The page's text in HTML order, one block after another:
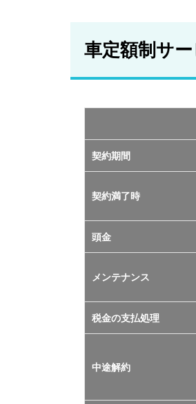
制
ー
ス
比
較
2
おす
の定
額制
サー
TOP
2.1
車サ
クリ
車定額制サ
契約期間
契約満了時
頭金
メンテナンス
税金の支払処理
中途解約